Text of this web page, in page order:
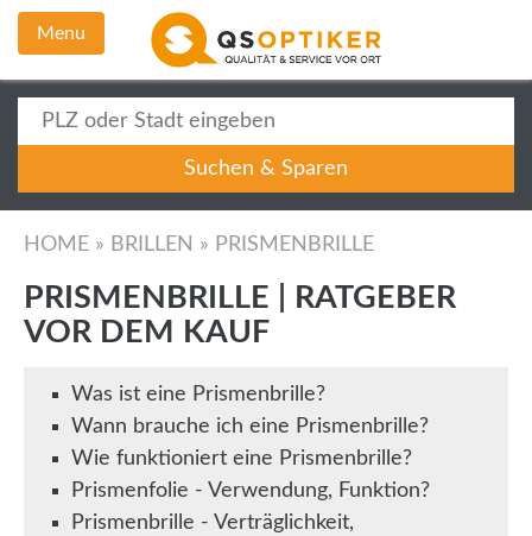
Menu
HOME » BRILLEN » PRISMENBRILLE
PRISMENBRILLE | RATGEBER
VOR DEM KAUF
Was ist eine Prismenbrille?
Wann brauche ich eine Prismenbrille?
Wie funktioniert eine Prismenbrille?
Prismenfolie - Verwendung, Funktion?
Prismenbrille - Verträglichkeit,